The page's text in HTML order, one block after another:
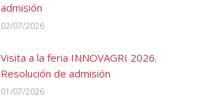
admisión
02/07/2026
Visita a la feria INNOVAGRI 2026.
Resolución de admisión
01/07/2026